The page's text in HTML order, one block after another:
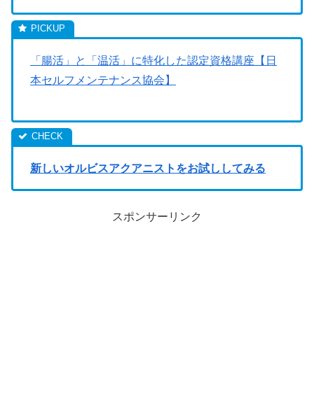
「腸活」と「温活」に特化した認定資格講座【日
本セルフメンテナンス協会】
新しいオルビスアクアニストをお試ししてみる
スポンサーリンク